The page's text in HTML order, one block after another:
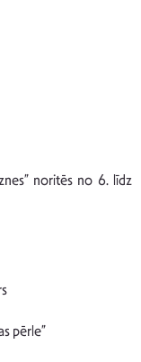
noritēs no 6. līdz
pērle”